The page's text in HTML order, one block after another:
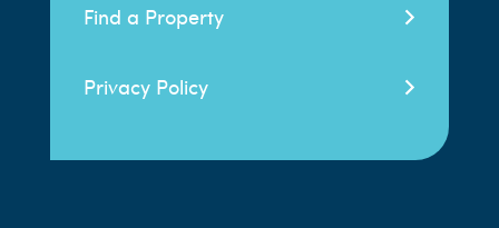
Find a Property
Privacy Policy